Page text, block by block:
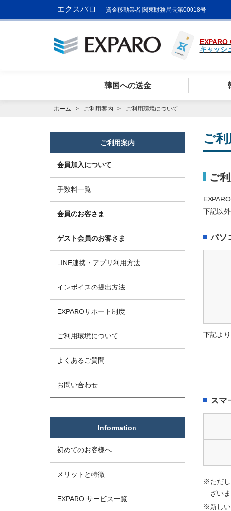
エクスパロ 資金移動業者 関東財務局長第00018号
EXPARO
キャッシ
韓国への送金
ホーム ご利用案内 ご利用環境について
ご
ご
下記以
パソ
下記よ
スマ
※ただし
ざい
※新しい
ご利用案内
会員加入について
手数料一覧
会員のお客さま
ゲスト会員のお客さま
LINE連携・アプリ利用方法
インボイスの提出方法
EXPAROサポート制度
ご利用環境について
よくあるご質問
お問い合わせ
Information
初めてのお客様へ
メリットと特徴
EXPARO サービス一覧